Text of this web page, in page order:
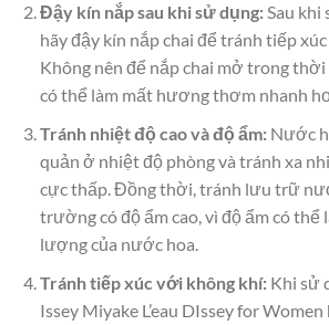
Đậy kín nắp sau khi sử dụng:Sau khi
hãy đậy kín nắp chai để tránh tiếp
Không nên để nắp chai mở trong thời
có thể làm mất hương thơm nhanh
Tránh nhiệt độ cao và độ ẩm:Nước
quản ở nhiệt độ phòng và tránh xa
cực thấp. Đồng thời, tránh lưu trữ
trường có độ ẩm cao, vì độ ẩm có thể
lượng của nước hoa.
Tránh tiếp xúc với không khí:Khi sử
Issey Miyake L’eau DIssey for